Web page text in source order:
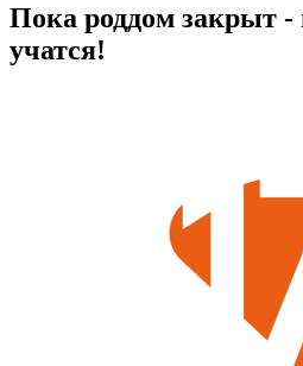
​Пока роддом закрыт
учатся!